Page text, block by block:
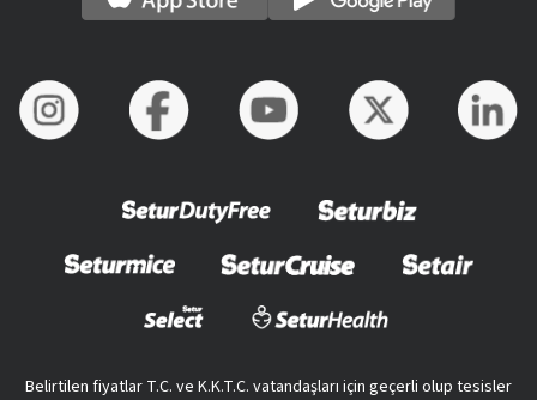
Belirtilen fiyatlar T.C. ve K.K.T.C. vatandaşları için geçerli olup tesisler